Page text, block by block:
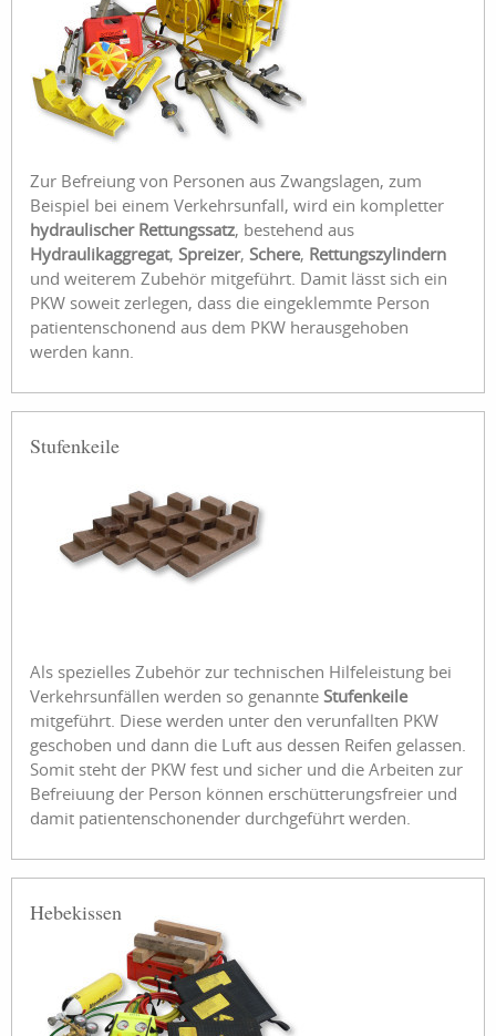
Zur Befreiung von Personen aus Zwangslagen, zum
Beispiel bei einem Verkehrsunfall, wird ein kompletter
hydraulischer Rettungssatz, bestehend aus
Hydraulikaggregat, Spreizer, Schere, Rettungszylindern
und weiterem Zubehör mitgeführt. Damit lässt sich ein
PKW soweit zerlegen, dass die eingeklemmte Person
patientenschonend aus dem PKW herausgehoben
werden kann.
Stufenkeile
Als spezielles Zubehör zur technischen Hilfeleistung bei
Verkehrsunfällen werden so genannte Stufenkeile
mitgeführt. Diese werden unter den verunfallten PKW
geschoben und dann die Luft aus dessen Reifen gelassen.
Somit steht der PKW fest und sicher und die Arbeiten zur
Befreiuung der Person können erschütterungsfreier und
damit patientenschonender durchgeführt werden.
Hebekissen